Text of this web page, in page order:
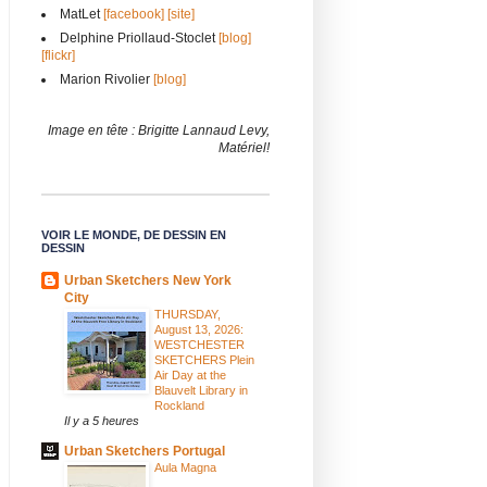
MatLet[facebook] [site]
Delphine Priollaud-Stoclet[blog]
[flickr]
Marion Rivolier [blog]
Image en tête : Brigitte Lannaud Levy,
Matériel!
VOIR LE MONDE, DE DESSIN EN
DESSIN
Urban Sketchers New York
City
THURSDAY,
August 13, 2026:
WESTCHESTER
SKETCHERS Plein
Air Day at the
Blauvelt Library in
Rockland
Il y a 5 heures
Urban Sketchers Portugal
Aula Magna